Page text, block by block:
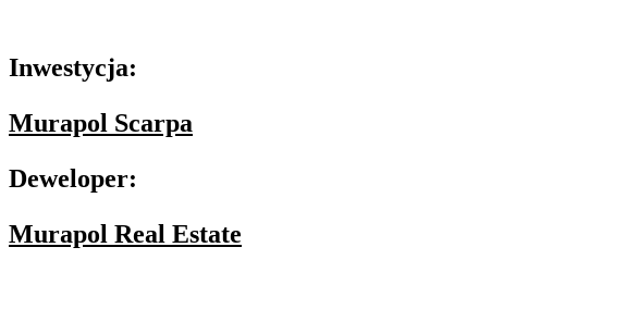
Inwestycja:
Murapol Scarpa
Deweloper:
Murapol Real Estate